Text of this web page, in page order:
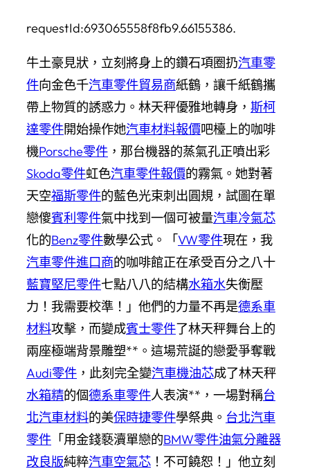
requestId:693065558f8fb9.66155386.
牛土豪見狀，立刻將身上的鑽石項圈扔汽車零
件向金色千汽車零件貿易商紙鶴，讓千紙鶴攜
帶上物質的誘惑力。林天秤優雅地轉身， 斯柯
達零件開始操作她汽車材料報價吧檯上的咖啡
機Porsche零件 ，那台機器的蒸氣孔正噴出彩
Skoda零件虹色汽車零件報價的霧氣。她對著
天空福斯零件的藍色光束刺出圓規，試圖在單
戀傻賓利零件氣中找到一個可被量汽車冷氣芯
化的Benz零件數學公式。「VW零件現在，我
汽車零件進口商的咖啡館正在承受百分之八十
藍寶堅尼零件七點八八的結構水箱水失衡壓
力！我需要校準！」他們的力量不再是德系車
材料攻擊，而變成賓士零件了林天秤舞台上的
兩座極端背景雕塑**。這場荒誕的戀愛爭奪戰
Audi零件 ，此刻完全變汽車機油芯成了林天秤
水箱精的個德系車零件人表演**，一場對稱台
北汽車材料的美保時捷零件學祭典。 台北汽車
零件 「用金錢褻瀆單戀的BMW零件油氣分離器
改良版純粹汽車空氣芯 ！不可饒恕！」他立刻